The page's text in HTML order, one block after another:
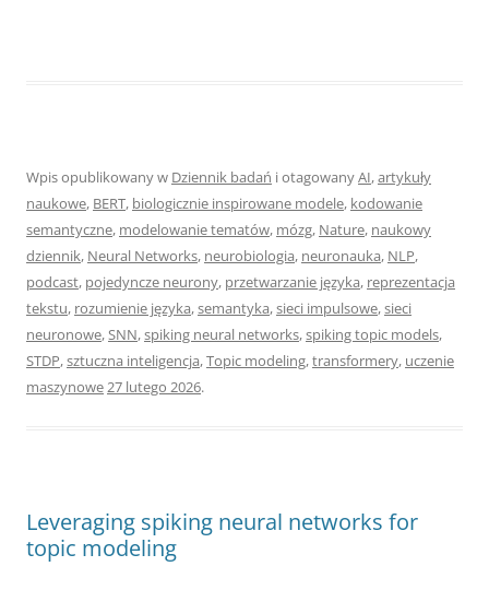
Wpis opublikowany w Dziennik badań i otagowanyAI,artykuły
naukowe, BERT, biologicznie inspirowane modele, kodowanie
semantyczne, modelowanie tematów, mózg, Nature, naukowy
dziennik, Neural Networks, neurobiologia, neuronauka, NLP,
podcast, pojedyncze neurony, przetwarzanie języka, reprezentacja
tekstu, rozumienie języka,semantyka,sieci impulsowe,sieci
neuronowe,SNN,spiking neural networks,spiking topic models,
STDP,sztuczna inteligencja,Topic modeling,transformery, uczenie
maszynowe27 lutego 2026.
Leveraging spiking neural networks for
topic modeling